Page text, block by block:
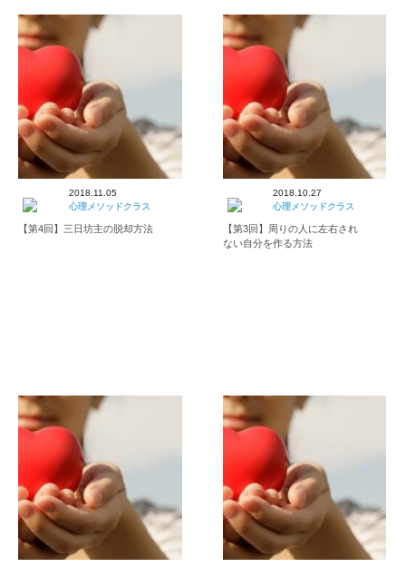
2018.11.05
心理メソッドクラス
【第4回】三日坊主の脱却方法
2018.10.27
心理メソッドクラス
【第3回】周りの人に左右され
ない自分を作る方法